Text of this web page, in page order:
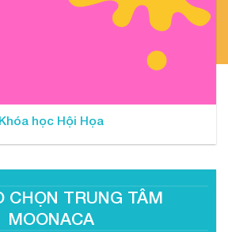
Khóa học Hội Họa
CHỌN TRUNG TÂM
MOONACA